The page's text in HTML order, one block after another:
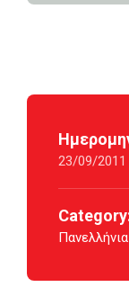
23/09/2011
Πανελλήνια